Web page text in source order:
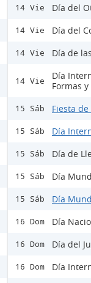
14 Vie Día del
14 Vie Día del
14 Vie Día de
14 Vie
Día
Formas
15 Sáb Fiesta
15 Sáb Día
15 Sáb Día de
15 Sáb Día
15 Sáb Día
16 Dom Día
16 Dom Día del
16 Dom Día